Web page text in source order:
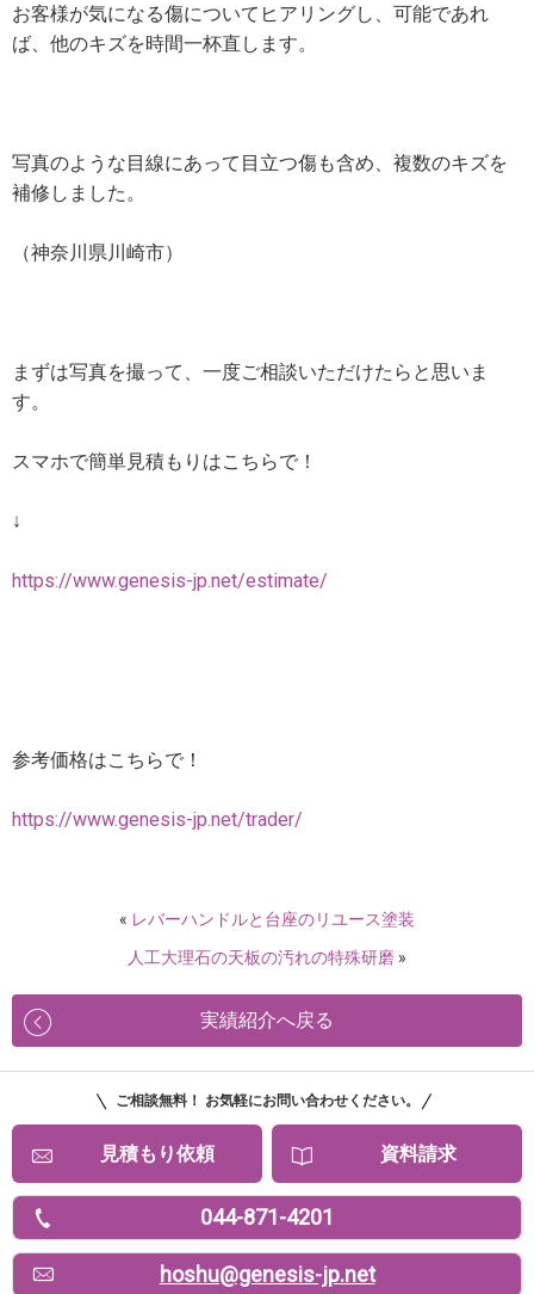
お客様が気になる傷についてヒアリングし、可能であれ
ば、他のキズを時間一杯直します。
写真のような目線にあって目立つ傷も含め、複数のキズを
補修しました。
（神奈川県川崎市）
まずは写真を撮って、一度ご相談いただけたらと思いま
す。
スマホで簡単見積もりはこちらで！
↓
https://www.genesis-jp.net/estimate/
参考価格はこちらで！
https://www.genesis-jp.net/trader/
« レバーハンドルと台座のリユース塗装
人工大理石の天板の汚れの特殊研磨 »
実績紹介へ戻る
ご相談無料！ お気軽にお問い合わせください。
見積もり依頼 資料請求
044-871-4201
hoshu@genesis-jp.net